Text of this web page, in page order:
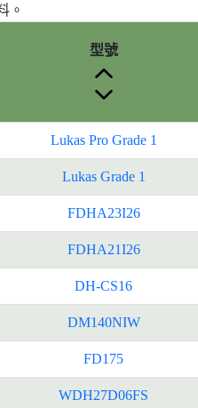
。
型號
Lukas Pro Grade 1
Lukas Grade 1
FDHA23I26
FDHA21I26
DH-CS16
DM140NIW
FD175
WDH27D06FS